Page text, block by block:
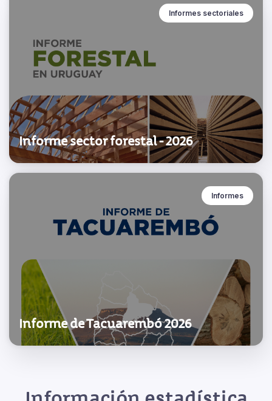
Informes sectoriales
Informe sector forestal - 2026
Informes
Informe de Tacuarembó 2026